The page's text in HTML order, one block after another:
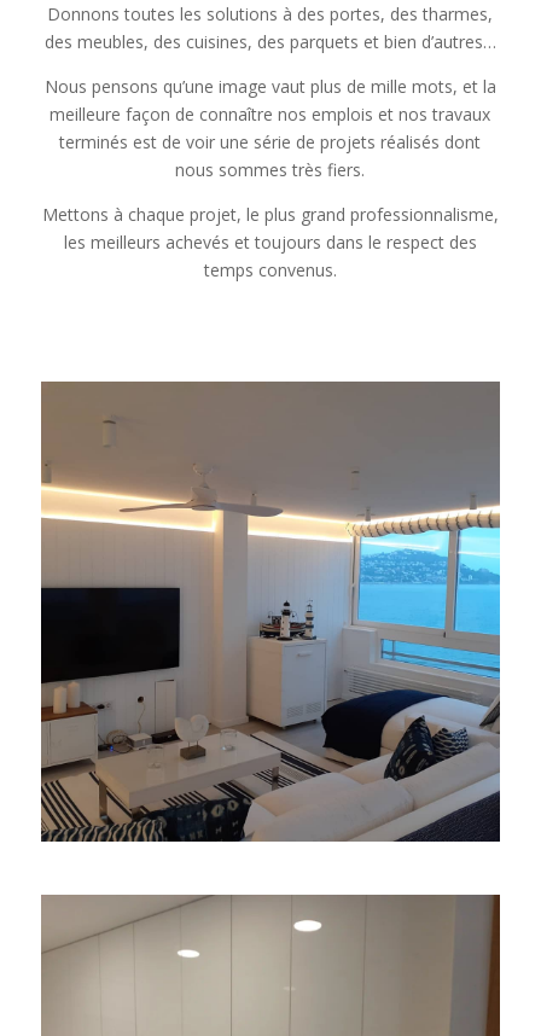
Donnons toutes les solutions à des portes, des tharmes,
des meubles, des cuisines, des parquets et bien d’autres…
Nous pensons qu’une image vaut plus de mille mots, et la
meilleure façon de connaître nos emplois et nos travaux
terminés est de voir une série de projets réalisés dont
nous sommes très fiers.
Mettons à chaque projet, le plus grand professionnalisme,
les meilleurs achevés et toujours dans le respect des
temps convenus.